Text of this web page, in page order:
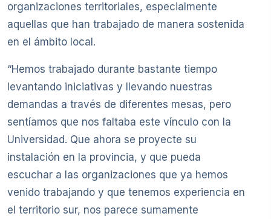
organizaciones territoriales, especialmente
aquellas que han trabajado de manera sostenida
en el ámbito local.
“Hemos trabajado durante bastante tiempo
levantando iniciativas y llevando nuestras
demandas a través de diferentes mesas, pero
sentíamos que nos faltaba este vínculo con la
Universidad. Que ahora se proyecte su
instalación en la provincia, y que pueda
escuchar a las organizaciones que ya hemos
venido trabajando y que tenemos experiencia en
el territorio sur, nos parece sumamente